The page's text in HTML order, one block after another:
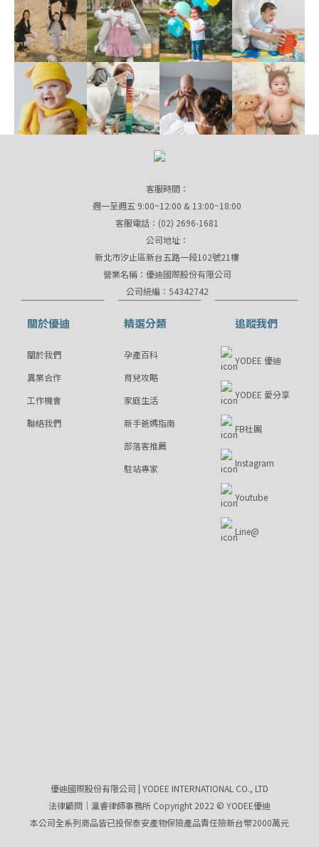
客服時間：
週一至週五 9:00~12:00 & 13:00~18:00
客服電話：(02) 2696-1681
公司地址：
新北市汐止區新台五路一段102號21樓
營業名稱：優迪國際股份有限公司
公司統編：54342742
關於優迪
關於我們
異業合作
工作機會
聯絡我們
精選分類
孕產百科
育兒攻略
家庭生活
新手爸媽指南
部落客推薦
駐站專家
追蹤我們
YODEE 優迪
YODEE 愛分享
FB社團
Instagram
Youtube
Line@
優迪國際股份有限公司 | YODEE INTERNATIONAL CO., LTD
法律顧問｜瀛睿律師事務所 Copyright 2022 © YODEE優迪
本公司全系列商品皆已投保泰安產物保險產品責任險新台幣2000萬元